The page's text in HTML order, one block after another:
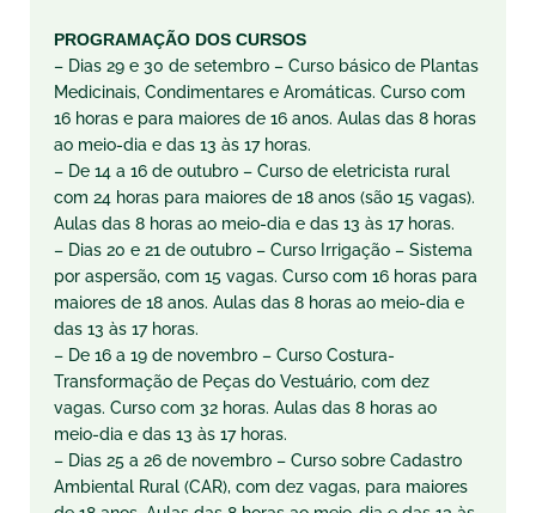
PROGRAMAÇÃO DOS CURSOS
– Dias 29 e 30 de setembro – Curso básico de Plantas
Medicinais, Condimentares e Aromáticas. Curso com
16 horas e para maiores de 16 anos. Aulas das 8 horas
ao meio-dia e das 13 às 17 horas.
– De 14 a 16 de outubro – Curso de eletricista rural
com 24 horas para maiores de 18 anos (são 15 vagas).
Aulas das 8 horas ao meio-dia e das 13 às 17 horas.
– Dias 20 e 21 de outubro – Curso Irrigação – Sistema
por aspersão, com 15 vagas. Curso com 16 horas para
maiores de 18 anos. Aulas das 8 horas ao meio-dia e
das 13 às 17 horas.
– De 16 a 19 de novembro – Curso Costura-
Transformação de Peças do Vestuário, com dez
vagas. Curso com 32 horas. Aulas das 8 horas ao
meio-dia e das 13 às 17 horas.
– Dias 25 a 26 de novembro – Curso sobre Cadastro
Ambiental Rural (CAR), com dez vagas, para maiores